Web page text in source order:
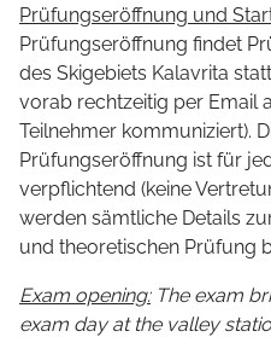
Prüfungseröffnung und
Prüfungseröffnung findet
des Skigebiets Kalavrita
vorab rechtzeitig per Email
Teilnehmer kommuniziert).
Prüfungseröffnung ist für
verpflichtend (keine
werden sämtliche Details
und theoretischen Prüfung
Exam opening:The exam
exam day at the valley